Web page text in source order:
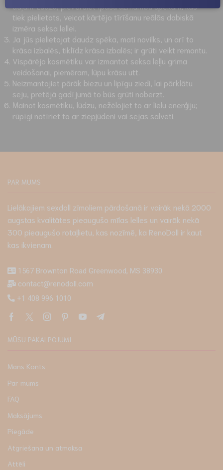
daļām. Lūdzu, pievērsiet īpašu uzmanību spēkam, kas
tiek pielietots, veicot kārtējo tīrīšanu reālās dabiskā
izmēra seksa lellei.
Ja jūs pielietojat daudz spēka, mati novilks, un arī to
krāsa izbalēs, tiklīdz krāsa izbalēs; ir grūti veikt remontu.
Vispārējo kosmētiku var izmantot seksa leļļu grima
veidošanai, piemēram, lūpu krāsu utt.
Neizmantojiet pārāk biezu un lipīgu ziedi, lai pārklātu
seju, pretējā gadījumā to būs grūti noberzt.
Mainot kosmētiku, lūdzu, nežēlojiet to ar lielu enerģiju;
rūpīgi notīriet to ar ziepjūdeni vai sejas salveti.
PAR MUMS
Lielākajiem sexdoll zīmoliem pārdošanā ir vairāk nekā 2000
augstas kvalitātes pieaugušo mīlas lelles un vairāk nekā
300 pieaugušo rotaļlietu, kas nozīmē, ka RenoDoll ir kaut
kas ikvienam.
1567 Brownton Road Greenwood, MS 38930
contact@renodoll.com
+1 408 996 1010
MŪSU PAKALPOJUMI
Mans Konts
Par mums
FAQ
Maksājums
Piegāde
Atgriešana un atmaksa
Attēli